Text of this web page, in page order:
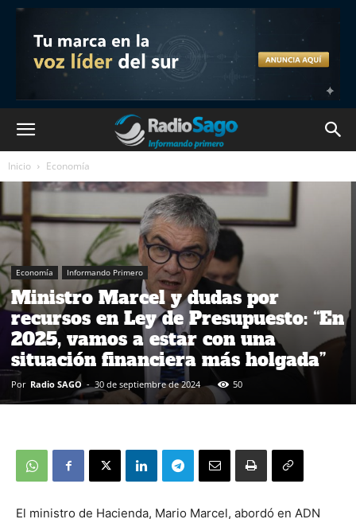
Inicio Economía
Economía Informando Primero
Ministro Marcel y dudas por
recursos en Ley de Presupuesto: “En
2025, vamos a estar con una
situación financiera más holgada”
Por Radio SAGO - 30 de septiembre de 2024 50
El ministro de Hacienda, Mario Marcel, abordó en ADN